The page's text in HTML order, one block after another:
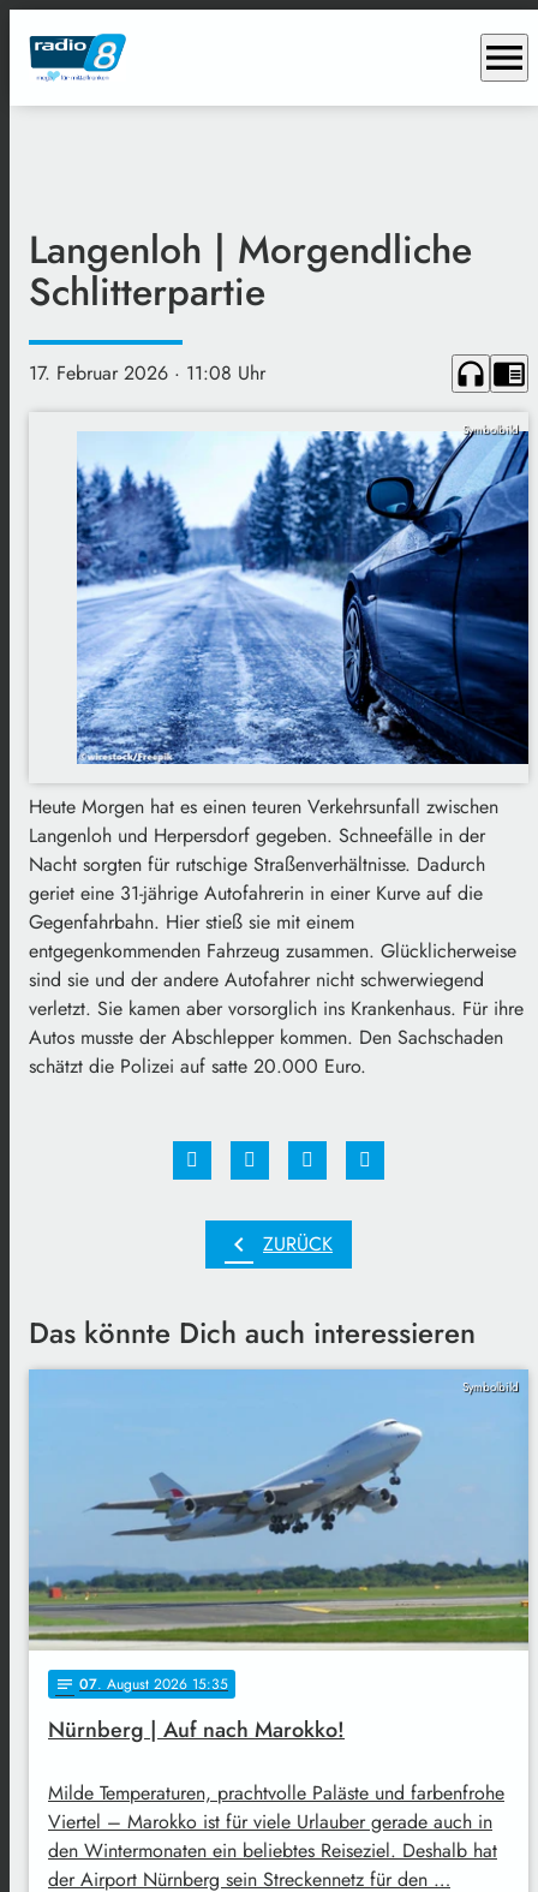
menu
Langenloh | Morgendliche
Schlitterpartie
17. Februar 2026 · 11:08 Uhr headphones chrome_reader_mode
Symbolbild
Heute Morgen hat es einen teuren Verkehrsunfall zwischen
Langenloh und Herpersdorf gegeben. Schneefälle in der
Nacht sorgten für rutschige Straßenverhältnisse. Dadurch
geriet eine 31-jährige Autofahrerin in einer Kurve auf die
Gegenfahrbahn. Hier stieß sie mit einem
entgegenkommenden Fahrzeug zusammen. Glücklicherweise
sind sie und der andere Autofahrer nicht schwerwiegend
verletzt. Sie kamen aber vorsorglich ins Krankenhaus. Für ihre
Autos musste der Abschlepper kommen. Den Sachschaden
schätzt die Polizei auf satte 20.000 Euro.
chevron_left ZURÜCK
Das könnte Dich auch interessieren
Symbolbild
notes 07. August 2026 15:35
Nürnberg | Auf nach Marokko!
Milde Temperaturen, prachtvolle Paläste und farbenfrohe
Viertel – Marokko ist für viele Urlauber gerade auch in
den Wintermonaten ein beliebtes Reiseziel. Deshalb hat
der Airport Nürnberg sein Streckennetz für den …